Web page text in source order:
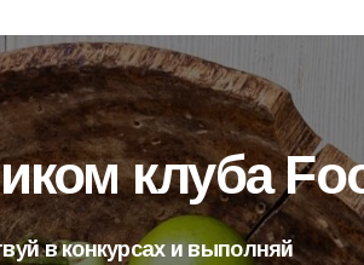
клуба
в конкурсах и выполняй